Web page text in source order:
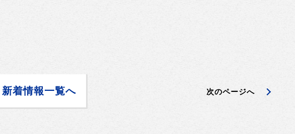
新着情報一覧へ 次のページへ